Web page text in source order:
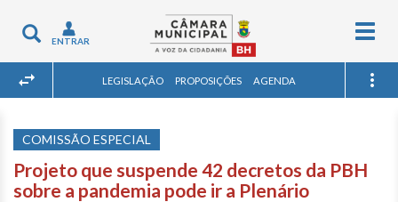
Toggle
navigation
ENTRAR
LEGISLAÇÃO PROPOSIÇÕES AGENDA
COMISSÃO ESPECIAL
Projeto que suspende 42 decretos da PBH
sobre a pandemia pode ir a Plenário